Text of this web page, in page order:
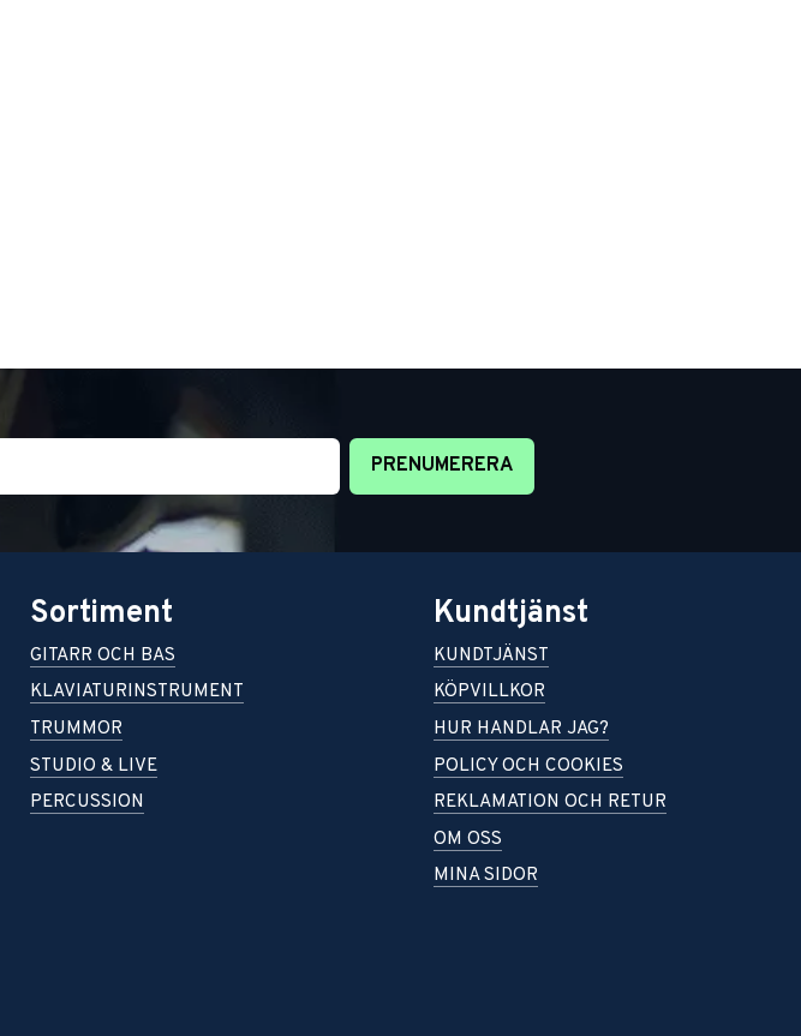
PRENUMERERA
Sortiment
GITARR OCH BAS
KLAVIATURINSTRUMENT
TRUMMOR
STUDIO & LIVE
PERCUSSION
Kundtjänst
KUNDTJÄNST
KÖPVILLKOR
HUR HANDLAR JAG?
POLICY OCH COOKIES
REKLAMATION OCH RETUR
OM OSS
MINA SIDOR